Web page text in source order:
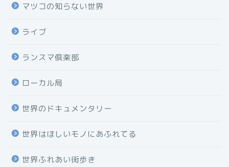
マツコの知らない世界
ライブ
ランスマ倶楽部
ローカル局
世界のドキュメンタリー
世界はほしいモノにあふれてる
世界ふれあい街歩き